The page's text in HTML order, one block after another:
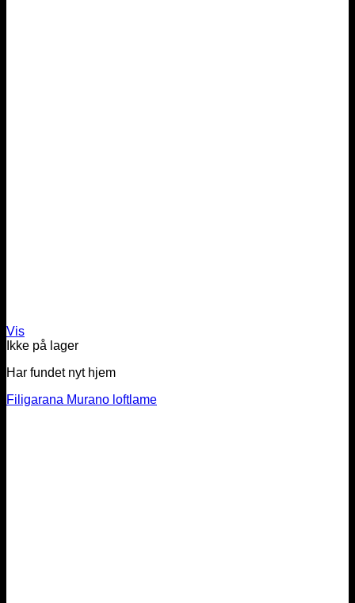
Vis
Ikke på lager
Har fundet nyt hjem
Filigarana Murano loftlame